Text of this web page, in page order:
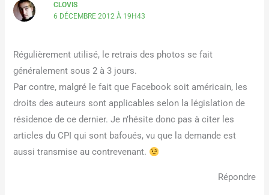
CLOVIS
6 DÉCEMBRE 2012 À 19H43
Régulièrement utilisé, le retrais des photos se fait
généralement sous 2 à 3 jours.
Par contre, malgré le fait que Facebook soit américain, les
droits des auteurs sont applicables selon la législation de
résidence de ce dernier. Je n’hésite donc pas à citer les
articles du CPI qui sont bafoués, vu que la demande est
aussi transmise au contrevenant.
Répondre